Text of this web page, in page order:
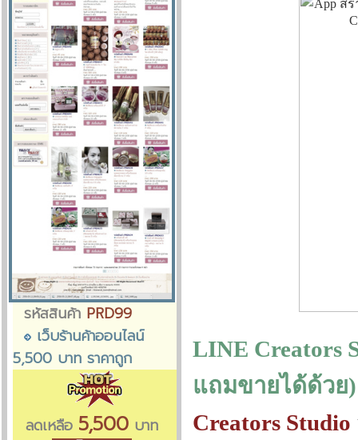
รหัสสินค้า PRD99
เว็บร้านค้าออนไลน์
5,500 บาท ราคาถูก
ลดเหลือ 5,500บาท
LINE Creators
แถมขายได้ด้วย)
Creators Studio